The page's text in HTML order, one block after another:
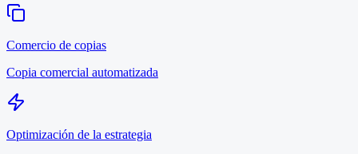
Comercio de copias
Copia comercial automatizada
Optimización de la estrategia